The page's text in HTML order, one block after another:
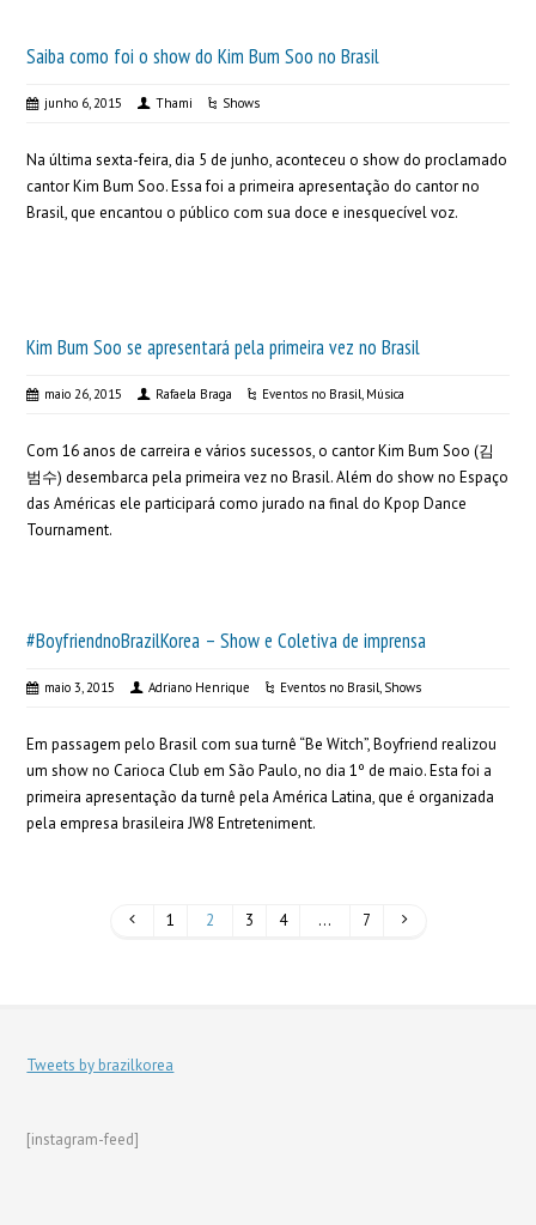
Saiba como foi o show do Kim Bum Soo no Brasil
junho 6, 2015 Thami Shows
Na última sexta-feira, dia 5 de junho, aconteceu o show do proclamado
cantor Kim Bum Soo. Essa foi a primeira apresentação do cantor no
Brasil, que encantou o público com sua doce e inesquecível voz.
Kim Bum Soo se apresentará pela primeira vez no Brasil
maio 26, 2015 Rafaela Braga Eventos no Brasil, Música
Com 16 anos de carreira e vários sucessos, o cantor Kim Bum Soo (김
범수) desembarca pela primeira vez no Brasil. Além do show no Espaço
das Américas ele participará como jurado na final do Kpop Dance
Tournament.
#BoyfriendnoBrazilKorea – Show e Coletiva de imprensa
maio 3, 2015 Adriano Henrique Eventos no Brasil, Shows
Em passagem pelo Brasil com sua turnê “Be Witch”, Boyfriend realizou
um show no Carioca Club em São Paulo, no dia 1º de maio. Esta foi a
primeira apresentação da turnê pela América Latina, que é organizada
pela empresa brasileira JW8 Entreteniment.
1 2 3 4 … 7
Tweets by brazilkorea
[instagram-feed]